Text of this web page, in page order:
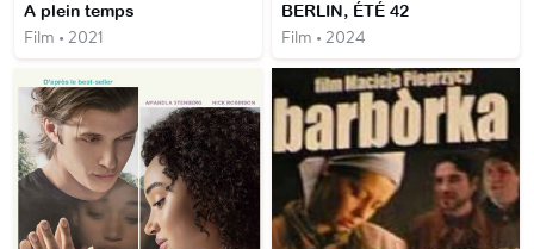
A plein temps
Film • 2021
BERLIN, ÉTÉ 42
Film • 2024